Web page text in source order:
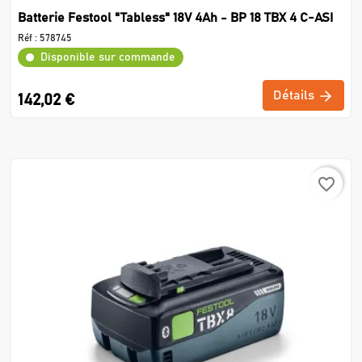
Batterie Festool "Tabless" 18V 4Ah - BP 18 TBX 4 C-ASI
Réf : 578745
Disponible sur commande
142,02 € Détails
favorite_border